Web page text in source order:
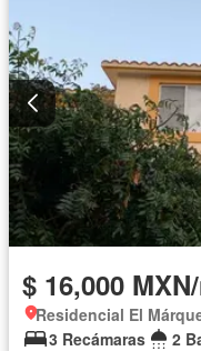
Asador
Caseta de vigilancia
Completamente
$ 16,000
Residencial El
3 Recámaras
2